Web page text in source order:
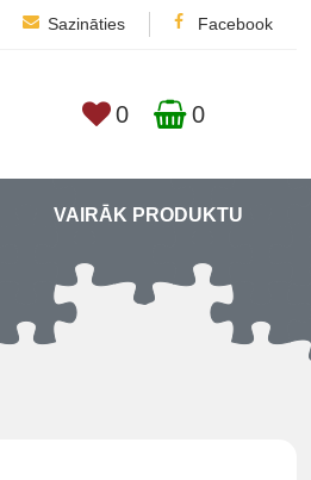
Sazināties Facebook
0 0
VAIRĀK PRODUKTU